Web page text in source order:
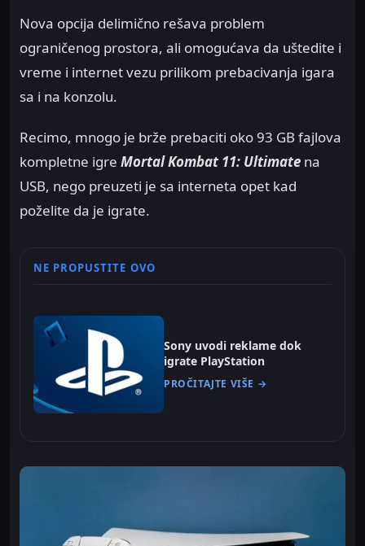
Nova opcija delimično rešava problem
ograničenog prostora, ali omogućava da uštedite i
vreme i internet vezu prilikom prebacivanja igara
sa i na konzolu.
Recimo, mnogo je brže prebaciti oko 93 GB fajlova
kompletne igre Mortal Kombat 11: Ultimate na
USB, nego preuzeti je sa interneta opet kad
poželite da je igrate.
NE PROPUSTITE OVO
Sony uvodi reklame dok
igrate PlayStation
PROČITAJTE VIŠE →